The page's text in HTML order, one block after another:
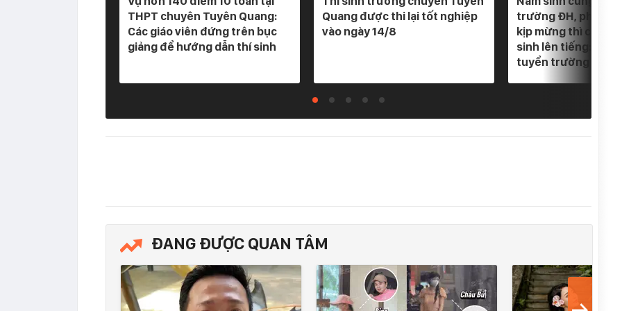
THPT chuyên Tuyên Quang:
Các giáo viên đứng trên bục
giảng để hướng dẫn thí sinh
Quang được thi lại tốt nghiệp
vào ngày 14/8
trường ĐH, phụ
kịp mừng thì cơ
sinh lên tiếng: "Em
tuyển trường nào"
ĐANG ĐƯỢC QUAN TÂM